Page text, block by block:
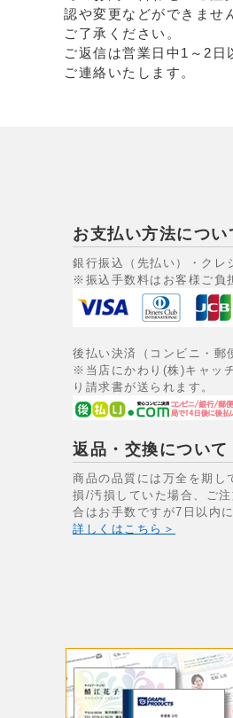
認や変更などができませ
ご了承ください。
ご返信は営業日中1～2日
ご連絡いたします。
お支払い方法につい
銀行振込（先払い）・クレ
※振込手数料はお客様ご負
後払い決済（コンビニ・郵
※当店にかわり(株)キャッ
り請求書が送られます。
返品・交換について
商品の品質には万全を期し
損/汚損していた場合、ご
合はお手数ですが7日以内
詳しくはこちら＞